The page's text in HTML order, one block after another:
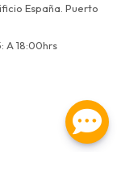
España. Puerto
A 18:00hrs